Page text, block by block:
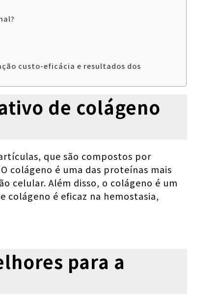
custo-eficácia e resultados dos
de colágeno
que são compostos por
colágeno é uma das proteínas mais
celular. Além disso, o colágeno é um
colágeno é eficaz na hemostasia,
para a